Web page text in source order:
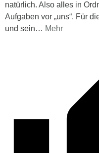
natürlich. Also alles in
Aufgaben vor „uns“. Für
und sein… Mehr